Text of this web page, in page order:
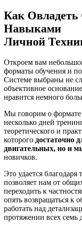
Как
Навыками
Личной
Откроем вам
форматы обучения и
Системе выбраны не
объективное
нравится немного
Мы говорим о формате
несколько дней
теоретического и
которого достаточно
двигательных, но и
новичков.
Это удается
позволяет нам от
переходить к
опять возвращаться
работать над
протяжении всех семь